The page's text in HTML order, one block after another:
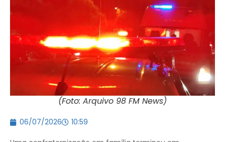
(Foto: Arquivo 98 FM News)
06/07/2026 10:59